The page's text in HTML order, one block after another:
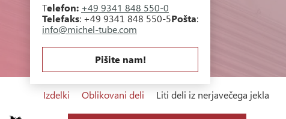
Telefon: +49 9341 848 550-0
Telefaks: +49 9341 848 550-5Pošta:
info@michel-tube.com
Pišite nam!
Izdelki Oblikovani deli Liti deli iz nerjavečega jekla